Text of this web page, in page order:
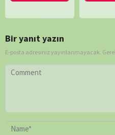
Bir yanıt yazın
E-posta adresiniz yayınlanmayacak.